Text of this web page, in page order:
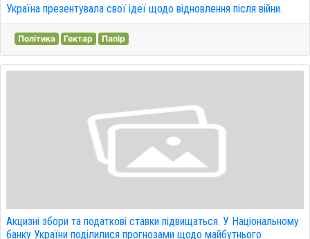
Україна презентувала свої ідеї щодо відновлення після війни.
Політика Гектар Папір
Акцизні збори та податкові ставки підвищаться. У Національному
банку України поділилися прогнозами щодо майбутнього